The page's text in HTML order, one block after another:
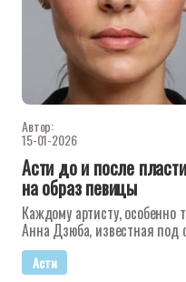
Автор:
15-01-2026
Асти до и после
на образ певицы
Каждому артисту,
Анна Дзюба, известная
Асти